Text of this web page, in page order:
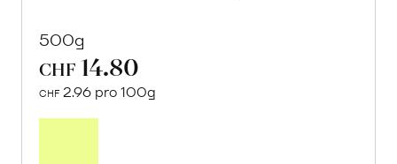
500g
CHF 14.80
CHF 2.96 pro 100g